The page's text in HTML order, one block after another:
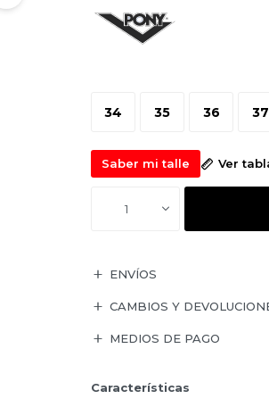
34 35 36 37
Saber mi talle Ver
1
ENVÍOS
CAMBIOS Y
MEDIOS DE PAGO
Características